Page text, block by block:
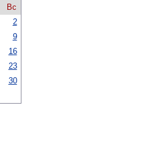
Вс
2
9
16
23
30